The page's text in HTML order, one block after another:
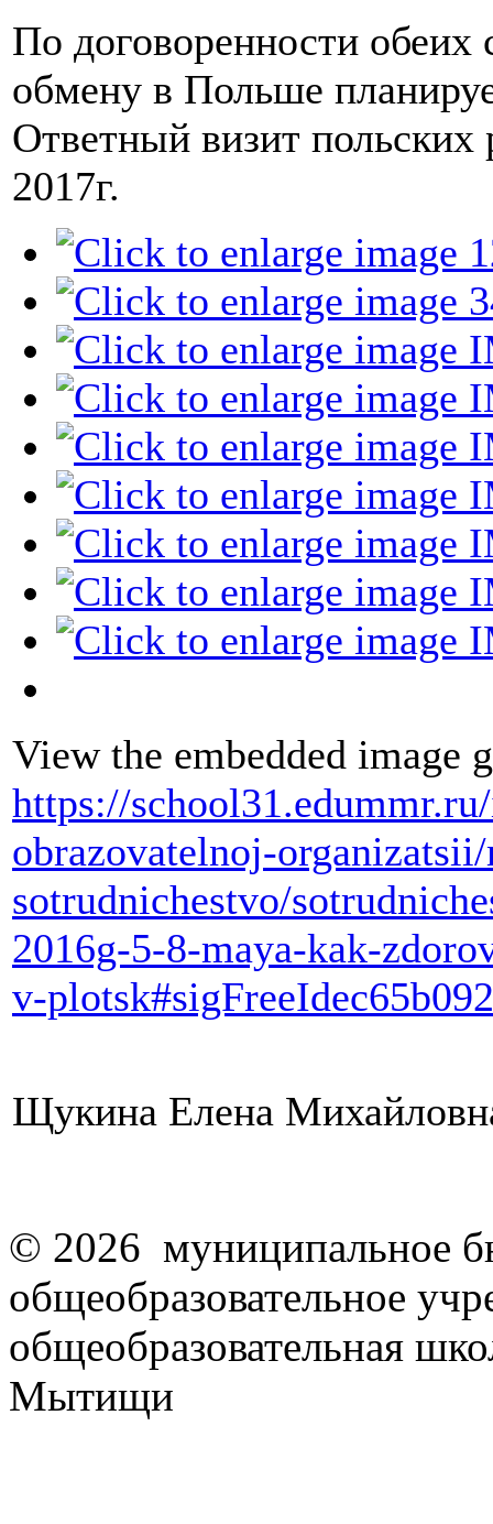
По договоренности обеих
обмену в Польше
Ответный визит польских
2017г.
View the embedded image
https://
obrazovatelnoj-
sotrudnichestvo/
2016g-5-8-maya-kak-
v-
Щукина Елена
© 2026 муниципальное
общеобразовательное
общеобразовательная
Мытищи